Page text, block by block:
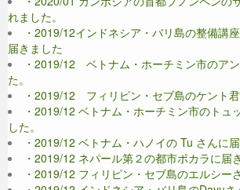
れました。
・2019/12インドネシア・バリ島の整備講
届きました
・2019/12 ベトナム・ホーチミン市のア
た。
・2019/12 フィリピン・セブ島のケント
・2019/12 ベトナム・ホーチミン市のトュ
した。
・2019/12 ベトナム・ハノイの Tu さんに届
・2019/12 ネパール第２の都市ポカラに届
・2019/12 フィリピン・セブ島のエルシー